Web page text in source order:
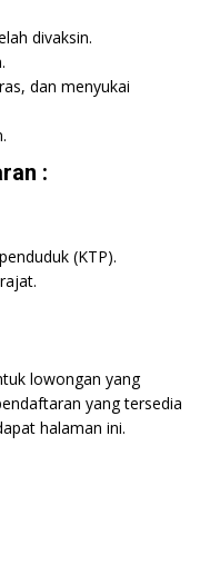
divaksin.
dan menyukai
:
(KTP).
lowongan yang
yang tersedia
halaman ini.